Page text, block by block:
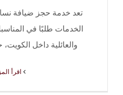
تعد خدمة حجز ضيافة
الخدمات طلبًا في
والعائلية داخل